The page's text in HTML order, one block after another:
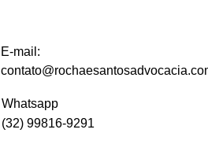
E-mail:
Whatsapp
(32) 99816-9291